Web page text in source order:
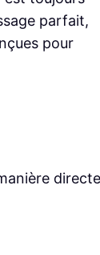
parfait,
pour
directe